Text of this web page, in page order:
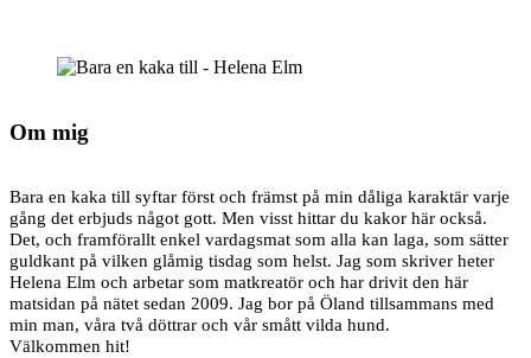
Om mig
Bara en kaka till syftar först och främst på min dåliga karaktär varje
gång det erbjuds något gott. Men visst hittar du kakor här också.
Det, och framförallt enkel vardagsmat som alla kan laga, som sätter
guldkant på vilken glåmig tisdag som helst. Jag som skriver heter
Helena Elm och arbetar som matkreatör och har drivit den här
matsidan på nätet sedan 2009. Jag bor på Öland tillsammans med
min man, våra två döttrar och vår smått vilda hund.
Välkommen hit!